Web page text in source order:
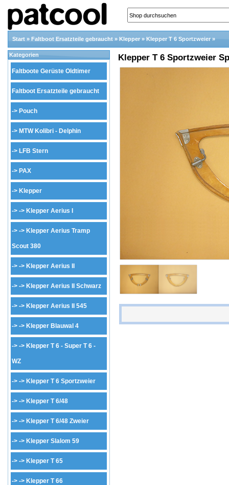
Start » Faltboot Ersatzteile gebraucht » Klepper» Klepper T 6 Sportzweier»
Klepper T 6 Sportzweier
Kategorien
Faltboote Gerüste Oldtimer
Faltboot Ersatzteile gebraucht
-> Pouch
-> MTW Kolibri - Delphin
-> LFB Stern
-> PAX
-> Klepper
-> -> Klepper Aerius I
-> -> Klepper Aerius Tramp
Scout 380
-> -> Klepper Aerius II
-> -> Klepper Aerius II Schwarz
-> -> Klepper Aerius II 545
-> -> Klepper Blauwal 4
-> -> Klepper T 6 - Super T 6 -
WZ
-> -> Klepper T 6 Sportzweier
-> -> Klepper T 6/48
-> -> Klepper T 6/48 Zweier
-> -> Klepper Slalom 59
-> -> Klepper T 65
-> -> Klepper T 66